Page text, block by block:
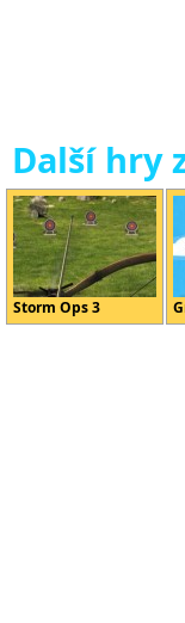
Další hry
Storm Ops 3